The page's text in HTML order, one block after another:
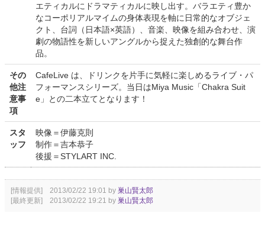
エティカルにドラマティカルに映し出す。バラエティ豊か
なコーポリアルマイムの身体表現を軸に日常的なオブジェ
クト、台詞（日本語×英語）、音楽、映像を組み合わせ、演
劇の物語性を新しいアングルから捉えた独創的な舞台作
品。
その
他注
意事
項
CafeLive は、ドリンクを片手に気軽に楽しめるライブ・パ
フォーマンスシリーズ。当日はMiya Music「Chakra Suit
e」との二本立てとなります！
スタ
ッフ
映像＝伊藤克則
制作＝吉本恭子
後援＝STYLART INC.
[情報提供] 2013/02/22 19:01 by 巣山賢太郎
[最終更新] 2013/02/22 19:21 by 巣山賢太郎